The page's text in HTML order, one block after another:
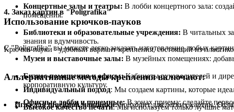
Концертные залы и театры: В лобби концертного зала:
помещения.
Библиотеки и образовательные учреждения: В читальных
знания и вдумчивость.
Музеи и выставочные залы: В музейных помещениях:
Бизнес-помещения и офисы:Кабинеты руководителей и
корпоративную культуру.
Офисные лобби и приемные:В зонах приема: сделайте
Использование крючков-пауков
Крючки-пауки - удобный вариант крепления, состоящий из
Альтернативные методы крепления включают:
Игла для швейной машинки:подходит для легких картин.
4. Заказ картин в "Poligrafika"
С "Poligrafika" вы можете легко заказать изготовление любых
Индивидуальный подход: Мы создаем картины, которые
Высокое качество печати: Мы используем только лучшие